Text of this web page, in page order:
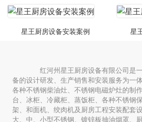
星王厨房设备安装案例 星
红河州星王厨房设备有限公司是
备的设计研发、生产销售和安装服务为一
各种不锈钢柴油灶、不锈钢电磁炉灶的制
台、冰柜、冷藏柜、蒸饭柜、各种不锈钢
架、和面机、绞肉机及厨房工程安装配套
大、中、小型不锈钢、镀锌板抽油烟罩、